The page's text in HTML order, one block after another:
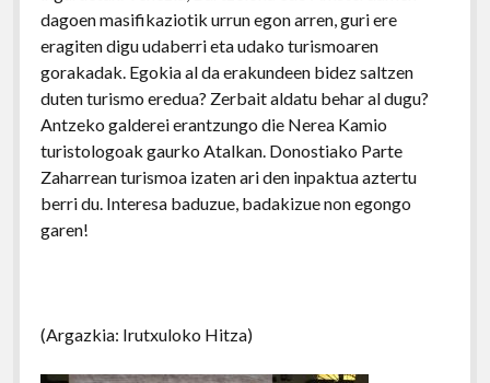
dagoen masifikaziotik urrun egon arren, guri ere
eragiten digu udaberri eta udako turismoaren
gorakadak. Egokia al da erakundeen bidez saltzen
duten turismo eredua? Zerbait aldatu behar al dugu?
Antzeko galderei erantzungo die Nerea Kamio
turistologoak gaurko Atalkan. Donostiako Parte
Zaharrean turismoa izaten ari den inpaktua aztertu
berri du. Interesa baduzue, badakizue non egongo
garen!
(Argazkia: Irutxuloko Hitza)